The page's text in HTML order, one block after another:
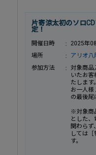
片寄涼太初のソロ
定！
開催日時
2025年
場所
アリオ八
参加方法
対象商品
いたお
たします。
お一人様
の最後尾
※対象商
とした
関わら
しては
す。